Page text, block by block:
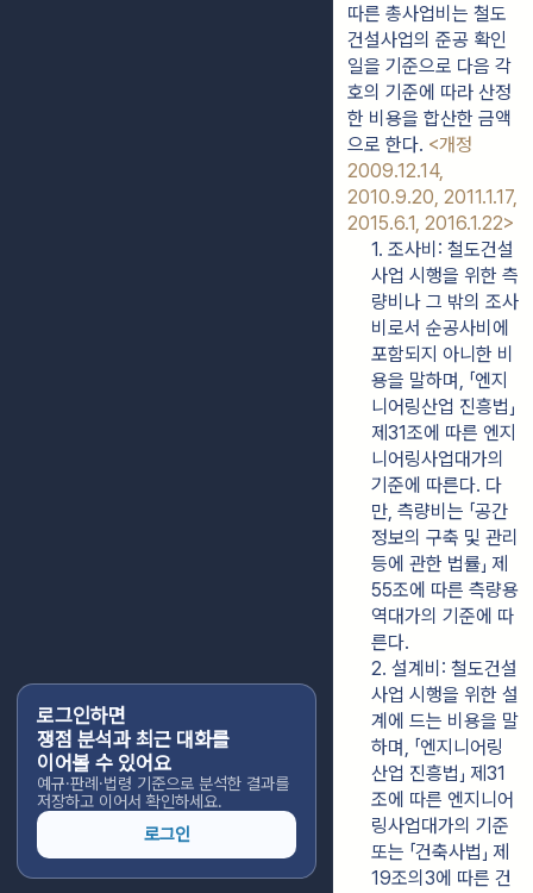
로그인하면
쟁점 분석과 최근 대화를
이어볼 수 있어요
예규·판례·법령 기준으로 분석한 결과를
저장하고 이어서 확인하세요.
로그인
따른 총사업비는 철도
건설사업의 준공 확인
일을 기준으로 다음 각
호의 기준에 따라 산정
한 비용을 합산한 금액
으로 한다. <개정
2009.12.14,
2010.9.20, 2011.1.17,
2015.6.1, 2016.1.22>
1. 조사비: 철도건설
사업 시행을 위한 측
량비나 그 밖의 조사
비로서 순공사비에
포함되지 아니한 비
용을 말하며, 「엔지
니어링산업 진흥법」
제31조에 따른 엔지
니어링사업대가의
기준에 따른다. 다
만, 측량비는 「공간
정보의 구축 및 관리
등에 관한 법률」 제
55조에 따른 측량용
역대가의 기준에 따
른다.
2. 설계비: 철도건설
사업 시행을 위한 설
계에 드는 비용을 말
하며, 「엔지니어링
산업 진흥법」 제31
조에 따른 엔지니어
링사업대가의 기준
또는 「건축사법」 제
19조의3에 따른 건